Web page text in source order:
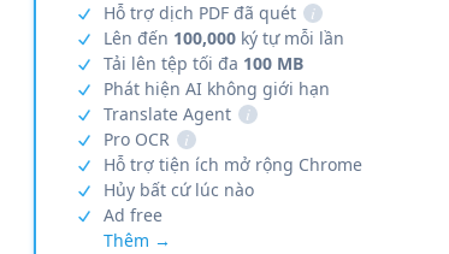
Hỗ trợ dịch PDF đã quét
i
Lên đến 100,000 ký tự mỗi lần
Tải lên tệp tối đa 100 MB
Phát hiện AI không giới hạn
Translate Agent
i
Pro OCR
i
Hỗ trợ tiện ích mở rộng Chrome
Hủy bất cứ lúc nào
Ad free
Thêm →